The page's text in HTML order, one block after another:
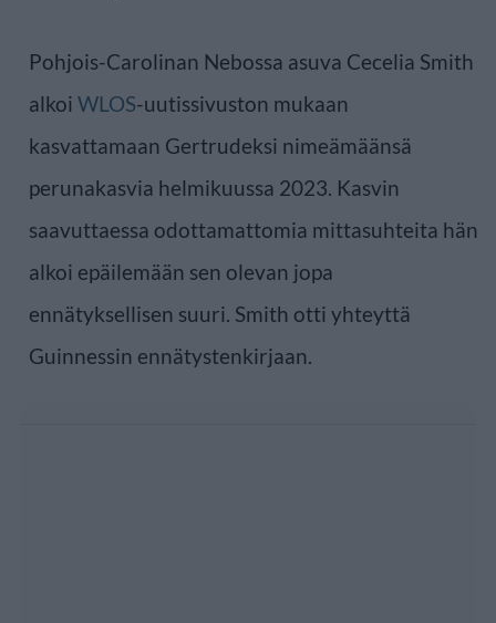
Pohjois-Carolinan Nebossa asuva Cecelia Smith
alkoi WLOS-uutissivuston mukaan
kasvattamaan Gertrudeksi nimeämäänsä
perunakasvia helmikuussa 2023. Kasvin
saavuttaessa odottamattomia mittasuhteita hän
alkoi epäilemään sen olevan jopa
ennätyksellisen suuri. Smith otti yhteyttä
Guinnessin ennätystenkirjaan.